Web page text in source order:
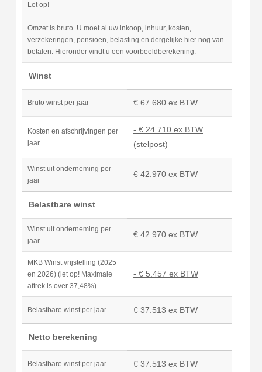
Let op!
Omzet is bruto. U moet al uw inkoop, inhuur, kosten,
verzekeringen, pensioen, belasting en dergelijke hier nog van
betalen. Hieronder vindt u een voorbeeldberekening.
Winst
Bruto winst per jaar € 67.680 ex BTW
Kosten en afschrijvingen per
jaar
- € 24.710 ex BTW
(stelpost)
Winst uit onderneming per
jaar
€ 42.970 ex BTW
Belastbare winst
Winst uit onderneming per
jaar
€ 42.970 ex BTW
MKB Winst vrijstelling (2025
en 2026) (let op! Maximale
aftrek is over 37,48%)
- € 5.457 ex BTW
Belastbare winst per jaar € 37.513 ex BTW
Netto berekening
Belastbare winst per jaar € 37.513 ex BTW